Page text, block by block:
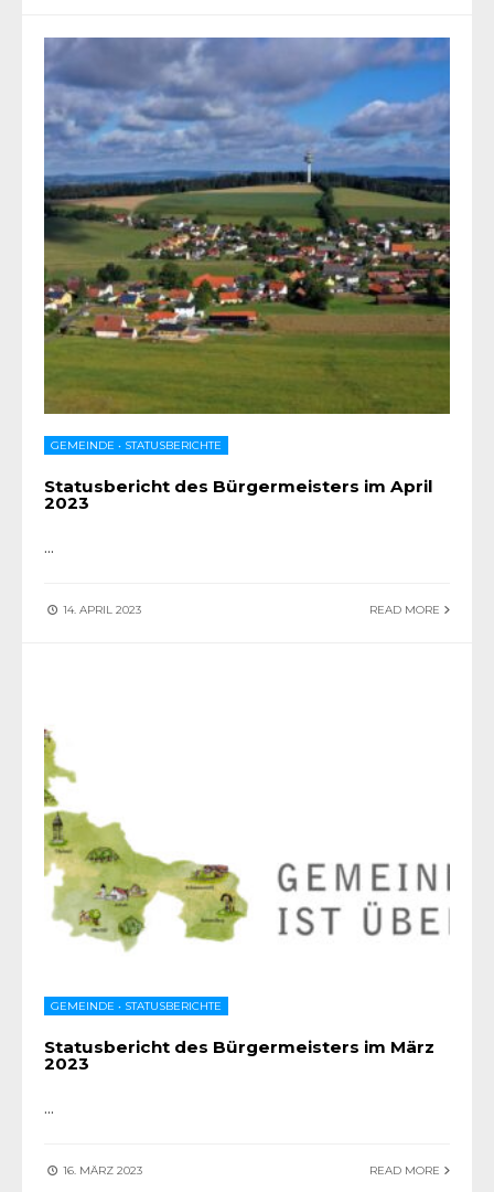
GEMEINDE • STATUSBERICHTE
Statusbericht des Bürgermeisters im April
2023
...
14. APRIL 2023 READ MORE
GEMEINDE • STATUSBERICHTE
Statusbericht des Bürgermeisters im März
2023
...
16. MÄRZ 2023 READ MORE